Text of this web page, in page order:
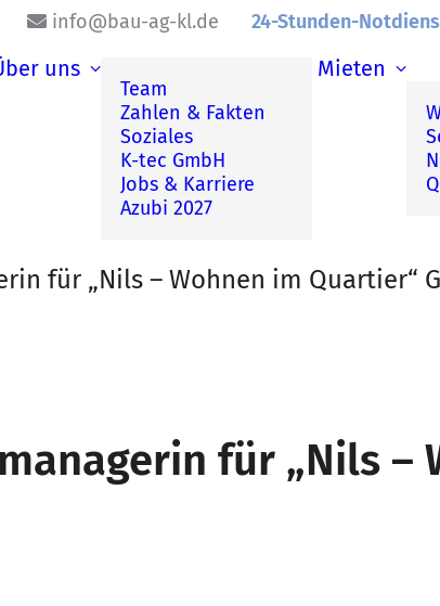
info@bau-ag-kl.de 24-Stunden-
uns
Team
Zahlen & Fakten
Soziales
K-tec GmbH
Jobs & Karriere
Azubi 2027
Mieten
für „Nils – Wohnen im Quartier“
für „Nils –